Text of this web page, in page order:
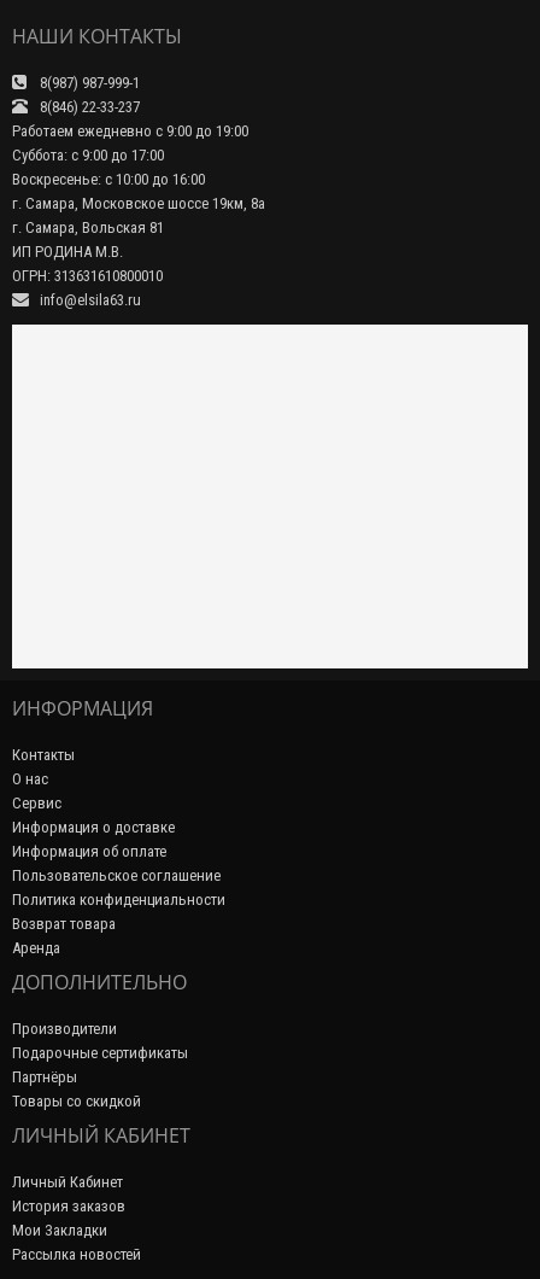
НАШИ КОНТАКТЫ
8(987) 987-999-1
8(846) 22-33-237
Работаем ежедневно с 9:00 до 19:00
Суббота: с 9:00 до 17:00
Воскресенье: с 10:00 до 16:00
г. Самара, Московское шоссе 19км, 8а
г. Самара, Вольская 81
ИП РОДИНА М.В.
ОГРН: 313631610800010
info@elsila63.ru
ИНФОРМАЦИЯ
Контакты
О нас
Сервис
Информация о доставке
Информация об оплате
Пользовательское соглашение
Политика конфиденциальности
Возврат товара
Аренда
ДОПОЛНИТЕЛЬНО
Производители
Подарочные сертификаты
Партнёры
Товары со скидкой
ЛИЧНЫЙ КАБИНЕТ
Личный Кабинет
История заказов
Мои Закладки
Рассылка новостей